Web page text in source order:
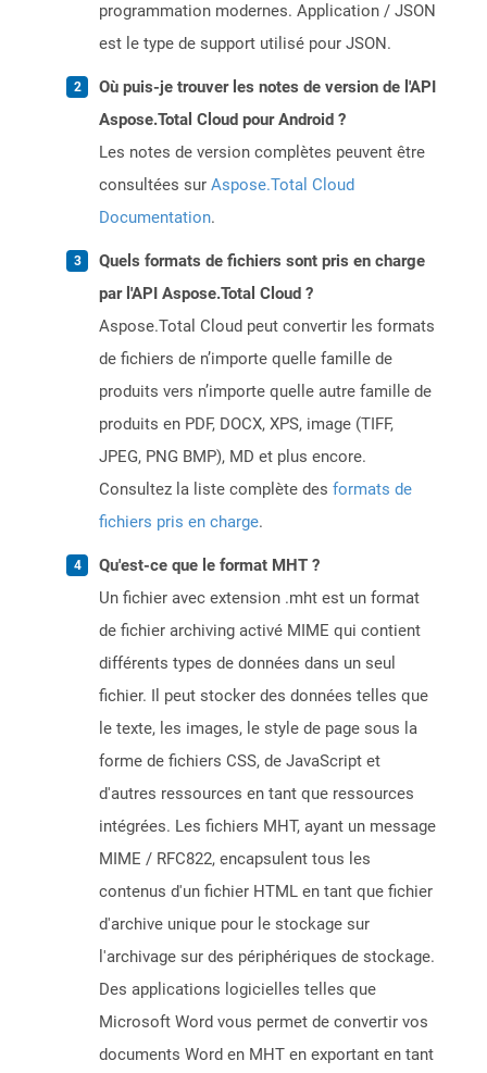
programmation modernes. Application / JSON
est le type de support utilisé pour JSON.
Où puis-je trouver les notes de version de l'API
Aspose.Total Cloud pour Android ?
Les notes de version complètes peuvent être
consultées sur Aspose.Total Cloud
Documentation.
Quels formats de fichiers sont pris en charge
par l'API Aspose.Total Cloud ?
Aspose.Total Cloud peut convertir les formats
de fichiers de n’importe quelle famille de
produits vers n’importe quelle autre famille de
produits en PDF, DOCX, XPS, image (TIFF,
JPEG, PNG BMP), MD et plus encore.
Consultez la liste complète des formats de
fichiers pris en charge.
Qu'est-ce que le format MHT ?
Un fichier avec extension .mht est un format
de fichier archiving activé MIME qui contient
différents types de données dans un seul
fichier. Il peut stocker des données telles que
le texte, les images, le style de page sous la
forme de fichiers CSS, de JavaScript et
d'autres ressources en tant que ressources
intégrées. Les fichiers MHT, ayant un message
MIME / RFC822, encapsulent tous les
contenus d'un fichier HTML en tant que fichier
d'archive unique pour le stockage sur
l'archivage sur des périphériques de stockage.
Des applications logicielles telles que
Microsoft Word vous permet de convertir vos
documents Word en MHT en exportant en tant